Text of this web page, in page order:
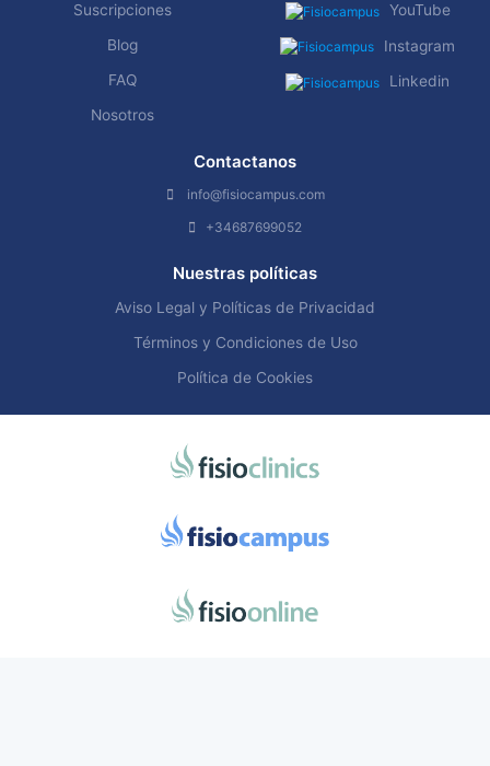
Suscripciones
Blog
FAQ
Nosotros
YouTube
Instagram
Linkedin
Contactanos
info@fisiocampus.com
+34687699052
Nuestras políticas
Aviso Legal y Políticas de Privacidad
Términos y Condiciones de Uso
Política de Cookies